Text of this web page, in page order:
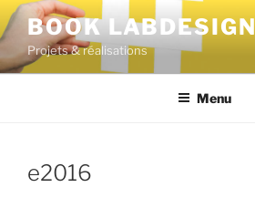
BOOK LABDESIGN
Projets & réalisations
Menu
e2016